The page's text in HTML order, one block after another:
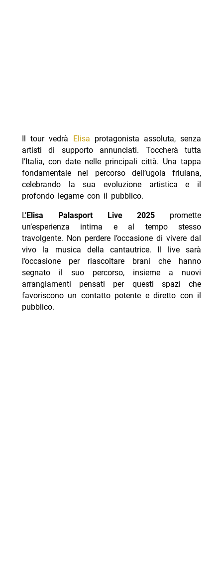
Il tour vedrà Elisa protagonista assoluta, senza
artisti di supporto annunciati. Toccherà tutta
l’Italia, con date nelle principali città. Una tappa
fondamentale nel percorso dell’ugola friulana,
celebrando la sua evoluzione artistica e il
profondo legame con il pubblico.
L’Elisa Palasport Live 2025 promette
un’esperienza intima e al tempo stesso
travolgente. Non perdere l’occasione di vivere dal
vivo la musica della cantautrice. Il live sarà
l’occasione per riascoltare brani che hanno
segnato il suo percorso, insieme a nuovi
arrangiamenti pensati per questi spazi che
favoriscono un contatto potente e diretto con il
pubblico.